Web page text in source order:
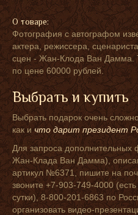
О товаре:
Фотография с автографом
актера, режиссера,
сцен - Жан-Клода Ван Дамма.
по цене 60000 рублей.
Выбрать и купить
Выбрать подарок очень
как ичто дарит президент
Для запроса дополнительных
Жан-Клада Ван Дамма),
артикул №6371, пишите на
звоните +7-903-749-4000
сутки), 8-800-201-6863 по
организовать видео-